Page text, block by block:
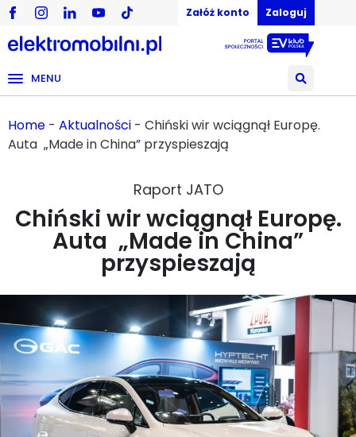
Załóż konto Zaloguj
MENU
Home - Aktualności - Chiński wir wciągnął Europę.
Auta „Made in China” przyspieszają
Raport JATO
Chiński wir wciągnął Europę.
Auta „Made in China”
przyspieszają